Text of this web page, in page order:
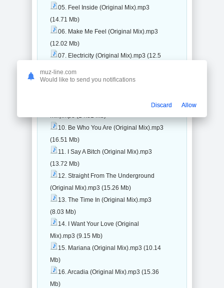
05. Feel Inside (Original Mix).mp3
(14.71 Mb)
06. Make Me Feel (Original Mix).mp3
(12.02 Mb)
07. Electricity (Original Mix).mp3 (12.5
08. Disco Blue (Original Mix).mp3
Mix).mp3 (14.81 Mb)
10. Be Who You Are (Original Mix).mp3
(16.51 Mb)
11. I Say A Bitch (Original Mix).mp3
(13.72 Mb)
12. Straight From The Underground
(Original Mix).mp3 (15.26 Mb)
13. The Time In (Original Mix).mp3
(8.03 Mb)
14. I Want Your Love (Original
Mix).mp3 (9.15 Mb)
15. Mariana (Original Mix).mp3 (10.14
Mb)
16. Arcadia (Original Mix).mp3 (15.36
Mb)
muz-line.com
Would like to send you notifications
Discard Allow